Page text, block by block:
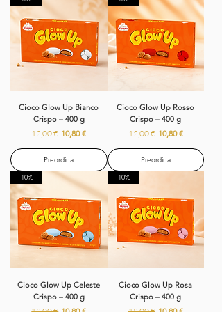
Cioco Glow Up Bianco
Crispo – 400 g
Prezzo regolare
12,00 € Prezzo scontato
10,80 €
Preordina
Cioco Glow Up Rosso
Crispo – 400 g
Prezzo regolare
12,00 € Prezzo scontato
10,80 €
Preordina
-10%
Cioco Glow Up Celeste
Crispo – 400 g
-10%
Cioco Glow Up Rosa
Crispo – 400 g